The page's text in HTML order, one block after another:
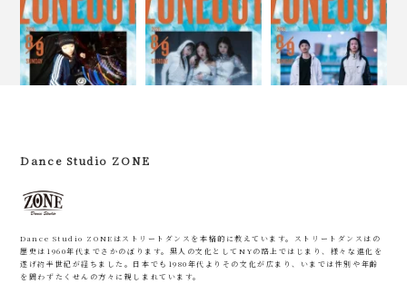
Dance Studio ZONE
Dance Studio ZONEはストリートダンスを本格的に教えています。ストリートダンスはの
歴史は1960年代までさかのぼります。黒人の文化としてNYの路上ではじまり、様々な進化を
遂げ約半世紀が経ちました。日本でも1980年代よりその文化が広まり、いまでは性別や年齢
を問わずたくせんの方々に親しまれています。